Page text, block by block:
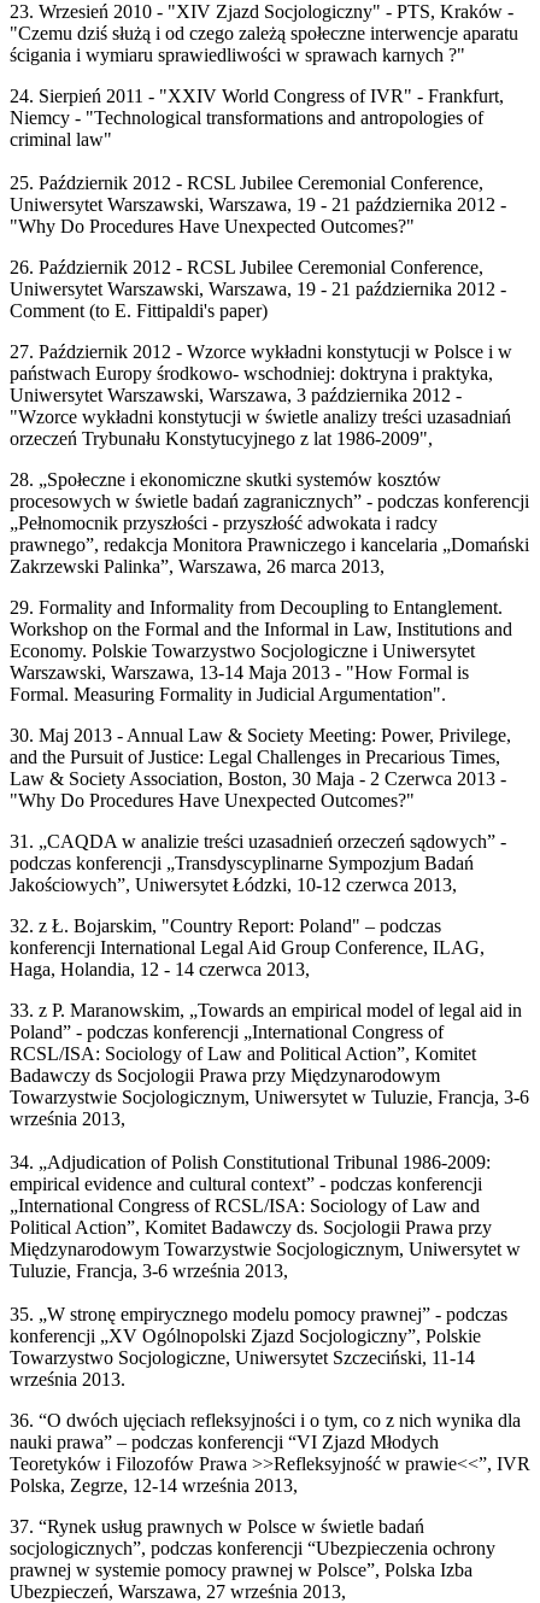
23. Wrzesień 2010 - "XIV Zjazd Socjologiczny" - PTS, Kraków -
"Czemu dziś służą i od czego zależą społeczne interwencje aparatu
ścigania i wymiaru sprawiedliwości w sprawach karnych ?"
24. Sierpień 2011 - "XXIV World Congress of IVR" - Frankfurt,
Niemcy - "Technological transformations and antropologies of
criminal law"
25. Październik 2012 - RCSL Jubilee Ceremonial Conference,
Uniwersytet Warszawski, Warszawa, 19 - 21 października 2012 -
"Why Do Procedures Have Unexpected Outcomes?"
26. Październik 2012 - RCSL Jubilee Ceremonial Conference,
Uniwersytet Warszawski, Warszawa, 19 - 21 października 2012 -
Comment (to E. Fittipaldi's paper)
27. Październik 2012 - Wzorce wykładni konstytucji w Polsce i w
państwach Europy środkowo- wschodniej: doktryna i praktyka,
Uniwersytet Warszawski, Warszawa, 3 października 2012 -
"Wzorce wykładni konstytucji w świetle analizy treści uzasadniań
orzeczeń Trybunału Konstytucyjnego z lat 1986-2009",
28. „Społeczne i ekonomiczne skutki systemów kosztów
procesowych w świetle badań zagranicznych” - podczas konferencji
„Pełnomocnik przyszłości - przyszłość adwokata i radcy
prawnego”, redakcja Monitora Prawniczego i kancelaria „Domański
Zakrzewski Palinka”, Warszawa, 26 marca 2013,
29. Formality and Informality from Decoupling to Entanglement.
Workshop on the Formal and the Informal in Law, Institutions and
Economy. Polskie Towarzystwo Socjologiczne i Uniwersytet
Warszawski, Warszawa, 13-14 Maja 2013 - "How Formal is
Formal. Measuring Formality in Judicial Argumentation".
30. Maj 2013 - Annual Law & Society Meeting: Power, Privilege,
and the Pursuit of Justice: Legal Challenges in Precarious Times,
Law & Society Association, Boston, 30 Maja - 2 Czerwca 2013 -
"Why Do Procedures Have Unexpected Outcomes?"
31. „CAQDA w analizie treści uzasadnień orzeczeń sądowych” -
podczas konferencji „Transdyscyplinarne Sympozjum Badań
Jakościowych”, Uniwersytet Łódzki, 10-12 czerwca 2013,
32. z Ł. Bojarskim, "Country Report: Poland" – podczas
konferencji International Legal Aid Group Conference, ILAG,
Haga, Holandia, 12 - 14 czerwca 2013,
33. z P. Maranowskim, „Towards an empirical model of legal aid in
Poland” - podczas konferencji „International Congress of
RCSL/ISA: Sociology of Law and Political Action”, Komitet
Badawczy ds Socjologii Prawa przy Międzynarodowym
Towarzystwie Socjologicznym, Uniwersytet w Tuluzie, Francja, 3-6
września 2013,
34. „Adjudication of Polish Constitutional Tribunal 1986-2009:
empirical evidence and cultural context” - podczas konferencji
„International Congress of RCSL/ISA: Sociology of Law and
Political Action”, Komitet Badawczy ds. Socjologii Prawa przy
Międzynarodowym Towarzystwie Socjologicznym, Uniwersytet w
Tuluzie, Francja, 3-6 września 2013,
35. „W stronę empirycznego modelu pomocy prawnej” - podczas
konferencji „XV Ogólnopolski Zjazd Socjologiczny”, Polskie
Towarzystwo Socjologiczne, Uniwersytet Szczeciński, 11-14
września 2013.
36. “O dwóch ujęciach refleksyjności i o tym, co z nich wynika dla
nauki prawa” – podczas konferencji “VI Zjazd Młodych
Teoretyków i Filozofów Prawa >>Refleksyjność w prawie<<”, IVR
Polska, Zegrze, 12-14 września 2013,
37. “Rynek usług prawnych w Polsce w świetle badań
socjologicznych”, podczas konferencji “Ubezpieczenia ochrony
prawnej w systemie pomocy prawnej w Polsce”, Polska Izba
Ubezpieczeń, Warszawa, 27 września 2013,